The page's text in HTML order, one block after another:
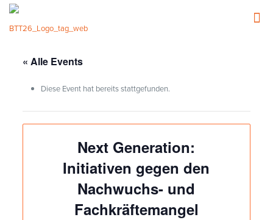
« Alle Events
Diese Event hat bereits stattgefunden.
Next Generation:
Initiativen gegen den
Nachwuchs- und
Fachkräftemangel